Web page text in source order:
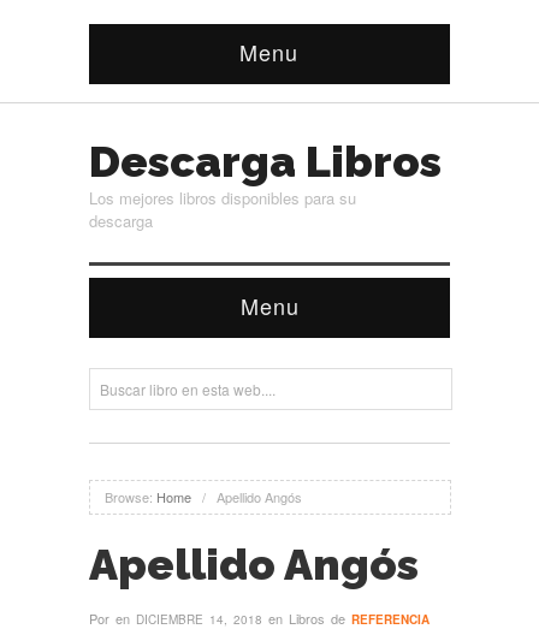
Menu
Descarga Libros
Los mejores libros disponibles para su
descarga
Menu
Browse: Home / Apellido Angós
Apellido Angós
Por en DICIEMBRE 14, 2018 en Libros de REFERENCIA